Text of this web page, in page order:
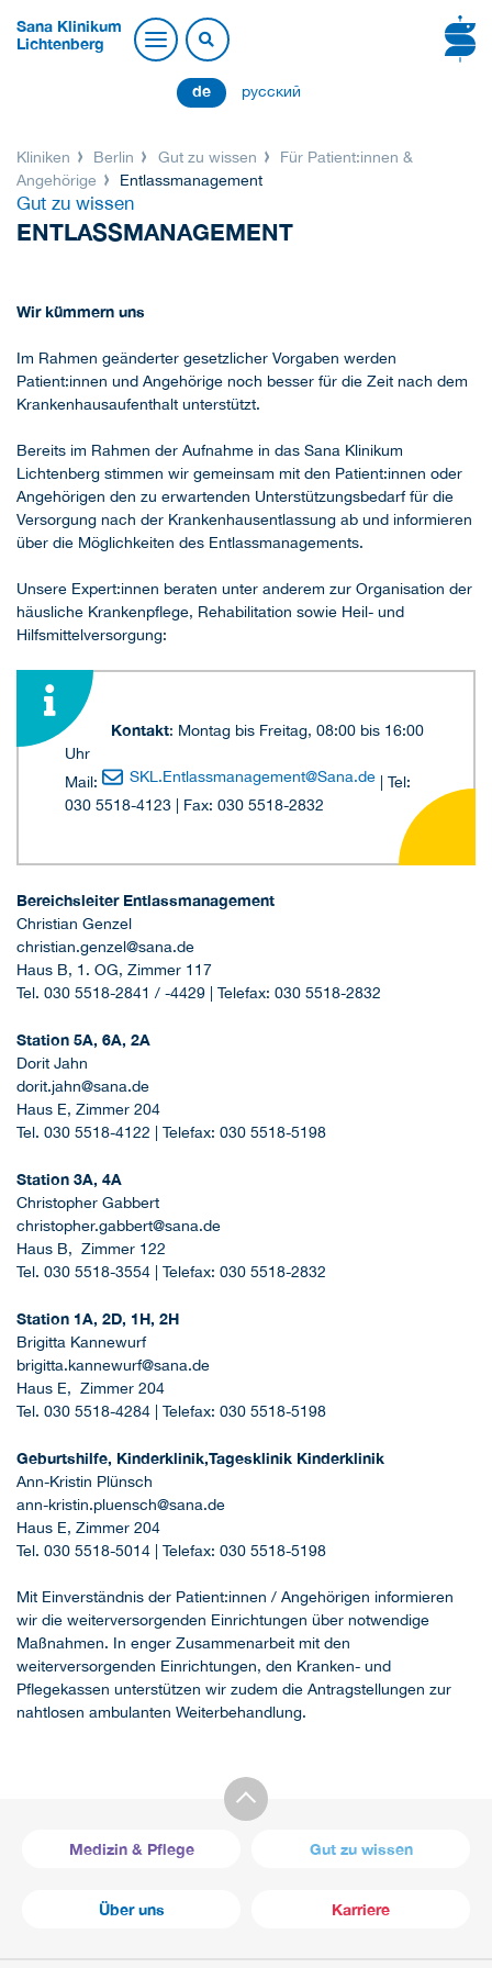
Sana Klinikum
Lichtenberg
de русский
Kliniken Berlin Gut zu wissen
Für Patient:innen &
Angehörige
Entlassmanagement
Gut zu wissen
ENTLASSMANAGEMENT
Wir kümmern uns
Im Rahmen geänderter gesetzlicher Vorgaben werden
Patient:innen und Angehörige noch besser für die Zeit nach dem
Krankenhausaufenthalt unterstützt.
Bereits im Rahmen der Aufnahme in das Sana Klinikum
Lichtenberg stimmen wir gemeinsam mit den Patient:innen oder
Angehörigen den zu erwartenden Unterstützungsbedarf für die
Versorgung nach der Krankenhausentlassung ab und informieren
über die Möglichkeiten des Entlassmanagements.
Unsere Expert:innen beraten unter anderem zur Organisation der
häusliche Krankenpflege, Rehabilitation sowie Heil- und
Hilfsmittelversorgung:
Kontakt: Montag bis Freitag, 08:00 bis 16:00
Uhr
Mail:
SKL.Entlassmanagement@Sana.de | Tel:
030 5518-4123 | Fax: 030 5518-2832
Bereichsleiter Entlassmanagement
Christian Genzel
christian.genzel@sana.de
Haus B, 1. OG, Zimmer 117
Tel. 030 5518-2841 / -4429 | Telefax: 030 5518-2832
Station 5A, 6A, 2A
Dorit Jahn
dorit.jahn@sana.de
Haus E, Zimmer 204
Tel. 030 5518-4122 | Telefax: 030 5518-5198
Station 3A, 4A
Christopher Gabbert
christopher.gabbert@sana.de
Haus B, Zimmer 122
Tel. 030 5518-3554 | Telefax: 030 5518-2832
Station 1A, 2D, 1H, 2H
Brigitta Kannewurf
brigitta.kannewurf@sana.de
Haus E, Zimmer 204
Tel. 030 5518-4284 | Telefax: 030 5518-5198
Geburtshilfe, Kinderklinik,Tagesklinik Kinderklinik
Ann-Kristin Plünsch
ann-kristin.pluensch@sana.de
Haus E, Zimmer 204
Tel. 030 5518-5014 | Telefax: 030 5518-5198
Mit Einverständnis der Patient:innen / Angehörigen informieren
wir die weiterversorgenden Einrichtungen über notwendige
Maßnahmen. In enger Zusammenarbeit mit den
weiterversorgenden Einrichtungen, den Kranken- und
Pflegekassen unterstützen wir zudem die Antragstellungen zur
nahtlosen ambulanten Weiterbehandlung.
Medizin & Pflege Gut zu wissen
Über uns Karriere